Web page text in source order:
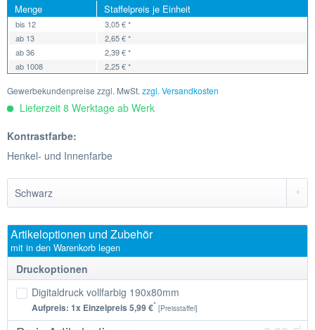
Menge
Staffelpreis je Einheit
bis 12
3,05 € *
ab 13
2,65 € *
ab36
2,39 € *
ab 1008 2,25 € *
Gewerbekundenpreise zzgl. MwSt. zzgl. Versandkosten
Lieferzeit 8 Werktage ab Werk
Kontrastfarbe:
Henkel- und Innenfarbe
Artikeloptionen und Zubehör
mit in den Warenkorb legen
Druckoptionen
Digitaldruck vollfarbig 190x80mm
Aufpreis: 1x Einzelpreis 5,99 €* [Preisstaffel]
*